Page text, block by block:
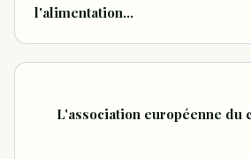
l'alimentation…
L'association européenne du